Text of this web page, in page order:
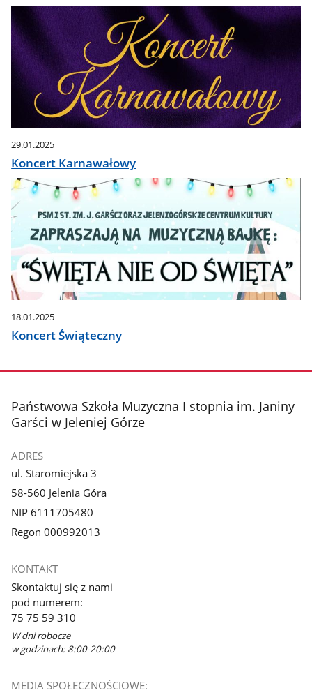
29.01.2025
Koncert Karnawałowy
18.01.2025
Koncert Świąteczny
stopka
Państwowa Szkoła Muzyczna I stopnia im. Janiny
Garści w Jeleniej Górze
ADRES
ul. Staromiejska 3
58-560 Jelenia Góra
NIP 6111705480
Regon 000992013
KONTAKT
Skontaktuj się z nami
pod numerem:
75 75 59 310
W dni robocze
w godzinach: 8:00-20:00
MEDIA SPOŁECZNOŚCIOWE: